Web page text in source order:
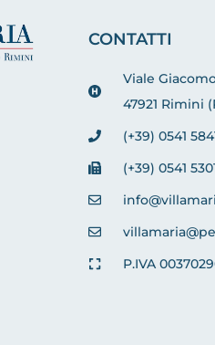
CONTATTI
Viale
47921 Rimini
(+39) 0541
(+39) 0541
P.IVA